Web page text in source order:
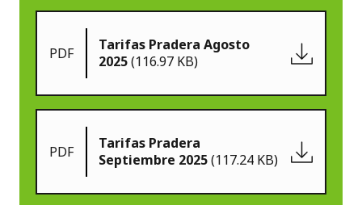
PDF
Tarifas Pradera Agosto
2025(116.97 KB)
PDF
Tarifas Pradera
Septiembre 2025(117.24 KB)